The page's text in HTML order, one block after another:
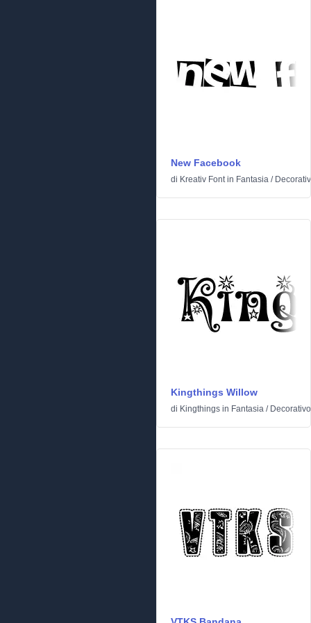
New Facebook
di Kreativ Fontin Fantasia /
Kingthings Willow
di Kingthings in Fantasia / Decorativo